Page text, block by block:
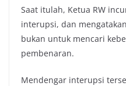
Saat itulah, Ketua RW
interupsi, dan
bukan untuk mencari
pembenaran.
Mendengar interupsi